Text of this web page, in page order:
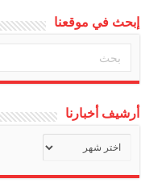
إبحث في موقعنا
أرشيف أخبارنا
أخبارنا